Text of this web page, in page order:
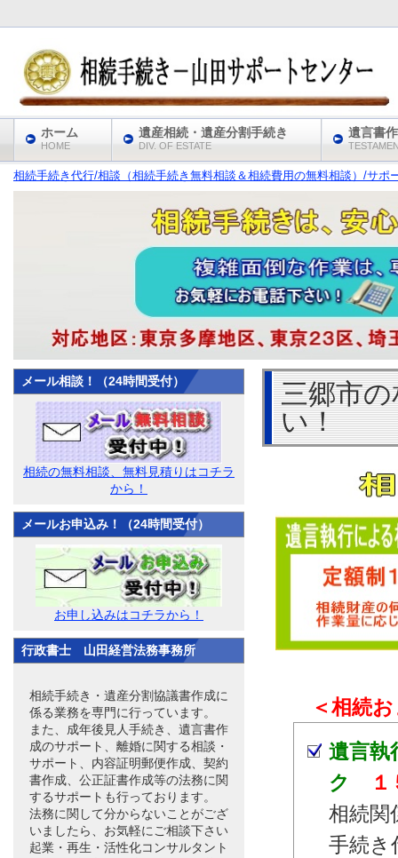
相続手続き代行/相談（相続手続き無料相談＆相続費用の無料相談）/サポ
三郷市
い！
＜相続
遺言執
ク
相続関
手続き
メール相談！（24時間受付）
相続の無料相談、無料見積りはコチラ
から！
メールお申込み！（24時間受付）
お申し込みはコチラから！
行政書士 山田経営法務事務所
相続手続き・遺産分割協議書作成に
係る業務を専門に行っています。
また、成年後見人手続き、遺言書作
成のサポート、離婚に関する相談・
サポート、内容証明郵便作成、契約
書作成、公正証書作成等の法務に関
するサポートも行っております。
法務に関して分からないことがござ
いましたら、お気軽にご相談下さい
起業・再生・活性化コンサルタント
ホーム
HOME
遺産相続・遺産分割手続き
DIV. OF ESTATE
遺言書